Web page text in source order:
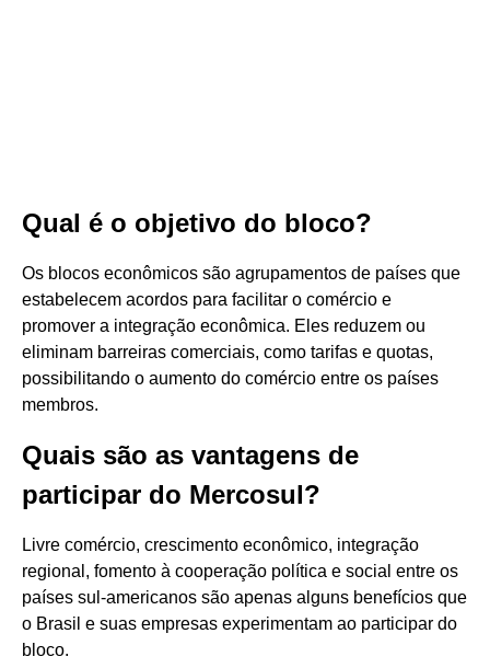
Qual é o objetivo do bloco?
Os blocos econômicos são agrupamentos de países que
estabelecem acordos para facilitar o comércio e
promover a integração econômica. Eles reduzem ou
eliminam barreiras comerciais, como tarifas e quotas,
possibilitando o aumento do comércio entre os países
membros.
Quais são as vantagens de
participar do Mercosul?
Livre comércio, crescimento econômico, integração
regional, fomento à cooperação política e social entre os
países sul-americanos são apenas alguns benefícios que
o Brasil e suas empresas experimentam ao participar do
bloco.